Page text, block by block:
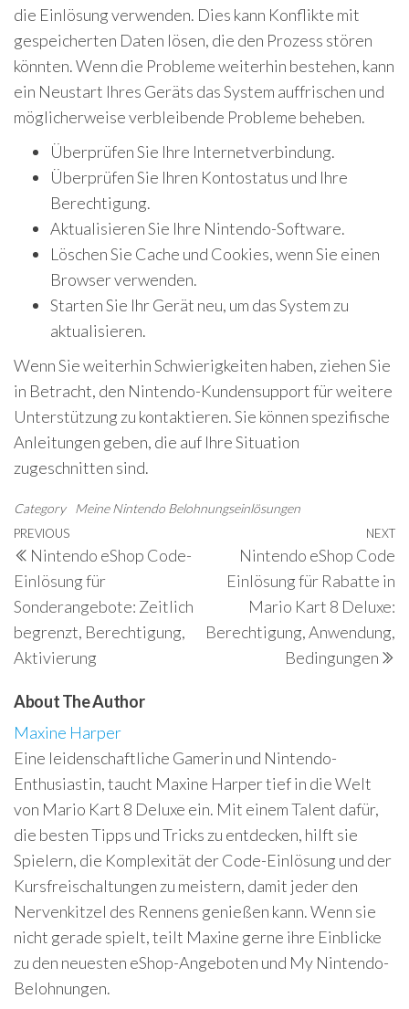
die Einlösung verwenden. Dies kann Konflikte mit
gespeicherten Daten lösen, die den Prozess stören
könnten. Wenn die Probleme weiterhin bestehen, kann
ein Neustart Ihres Geräts das System auffrischen und
möglicherweise verbleibende Probleme beheben.
Überprüfen Sie Ihre Internetverbindung.
Überprüfen Sie Ihren Kontostatus und Ihre
Berechtigung.
Aktualisieren Sie Ihre Nintendo-Software.
Löschen Sie Cache und Cookies, wenn Sie einen
Browser verwenden.
Starten Sie Ihr Gerät neu, um das System zu
aktualisieren.
Wenn Sie weiterhin Schwierigkeiten haben, ziehen Sie
in Betracht, den Nintendo-Kundensupport für weitere
Unterstützung zu kontaktieren. Sie können spezifische
Anleitungen geben, die auf Ihre Situation
zugeschnitten sind.
Category Meine Nintendo Belohnungseinlösungen
Post
navigation
Previous
Post
PREVIOUS
Nintendo eShop Code-
Einlösung für
Sonderangebote: Zeitlich
begrenzt, Berechtigung,
Aktivierung
NEXT
Nintendo eShop Code
Einlösung für Rabatte in
Mario Kart 8 Deluxe:
Berechtigung, Anwendung,
Bedingungen
About The Author
Maxine Harper
Eine leidenschaftliche Gamerin und Nintendo-
Enthusiastin, taucht Maxine Harper tief in die Welt
von Mario Kart 8 Deluxe ein. Mit einem Talent dafür,
die besten Tipps und Tricks zu entdecken, hilft sie
Spielern, die Komplexität der Code-Einlösung und der
Kursfreischaltungen zu meistern, damit jeder den
Nervenkitzel des Rennens genießen kann. Wenn sie
nicht gerade spielt, teilt Maxine gerne ihre Einblicke
zu den neuesten eShop-Angeboten und My Nintendo-
Belohnungen.